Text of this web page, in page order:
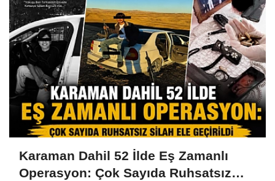
Karaman Dahil 52 İlde Eş Zamanlı
Operasyon: Çok Sayıda Ruhsatsız